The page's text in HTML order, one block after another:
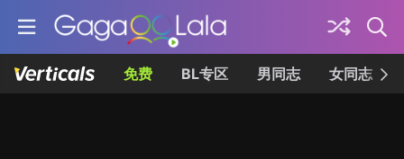
免费 BL专区 男同志 女同志